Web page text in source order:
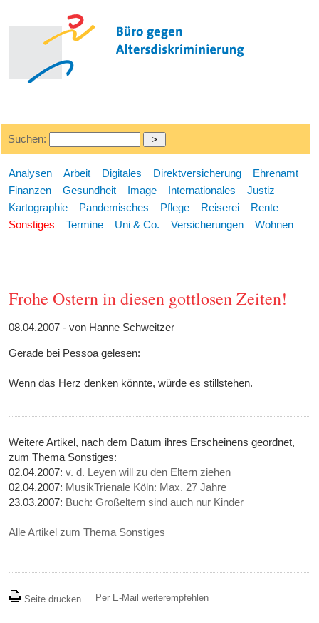
Suchen:
Analysen Arbeit Digitales Direktversicherung
Ehrenamt
Finanzen
Gesundheit Image Internationales
Justiz
Kartographie
Pandemisches Pflege Reiserei
Rente
Sonstiges
Termine Uni & Co. Versicherungen Wohnen
Frohe Ostern in diesen gottlosen Zeiten!
08.04.2007 - von Hanne Schweitzer
Gerade bei Pessoa gelesen:
Wenn das Herz denken könnte, würde es stillstehen.
Weitere Artikel, nach dem Datum ihres Erscheinens geordnet,
zum Thema Sonstiges:
02.04.2007:v. d. Leyen will zu den Eltern ziehen
02.04.2007: MusikTrienale Köln: Max. 27 Jahre
23.03.2007: Buch: Großeltern sind auch nur Kinder
Alle Artikel zum Thema Sonstiges
Seite drucken Per E-Mail weiterempfehlen